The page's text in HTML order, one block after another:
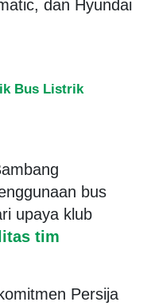
dan Hyundai
Bus Listrik
bus
upaya klub
tim
Persija